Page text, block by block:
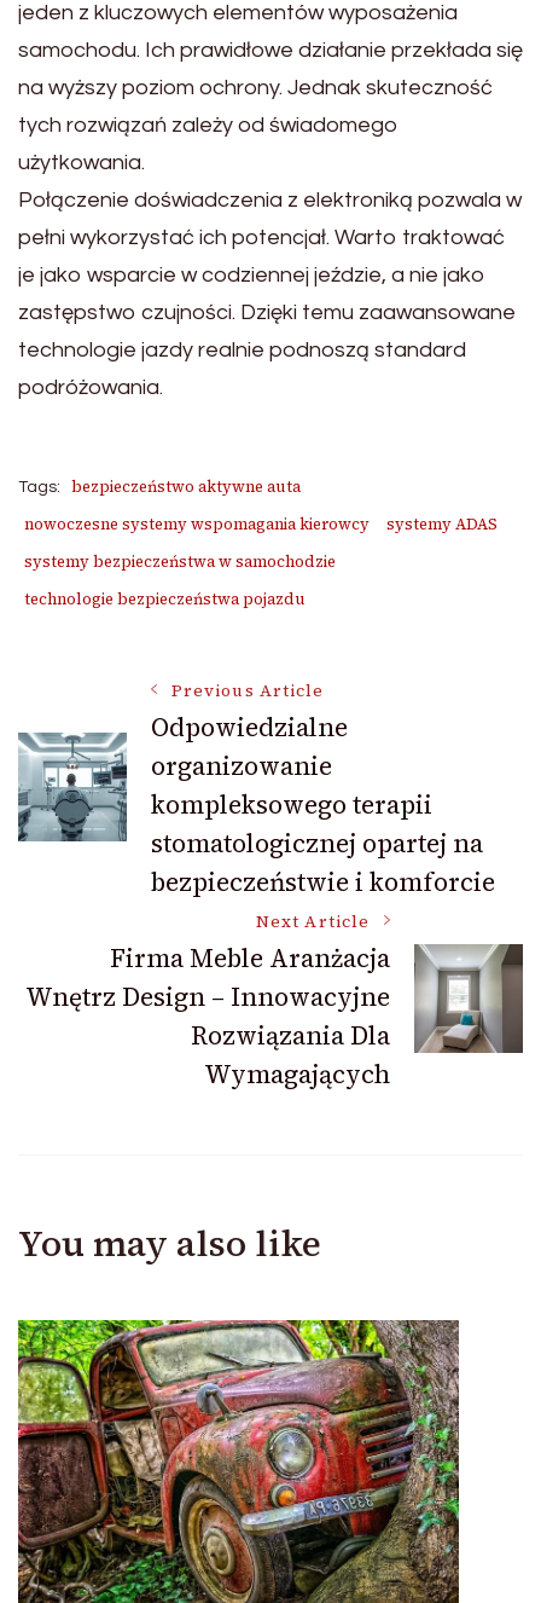
jeden z kluczowych elementów wyposażenia
samochodu. Ich prawidłowe działanie przekłada się
na wyższy poziom ochrony. Jednak skuteczność
tych rozwiązań zależy od świadomego
użytkowania.
Połączenie doświadczenia z elektroniką pozwala w
pełni wykorzystać ich potencjał. Warto traktować
je jako wsparcie w codziennej jeździe, a nie jako
zastępstwo czujności. Dzięki temu zaawansowane
technologie jazdy realnie podnoszą standard
podróżowania.
Tags:
bezpieczeństwo aktywne auta
nowoczesne systemy wspomagania kierowcy
systemy ADAS
systemy bezpieczeństwa w samochodzie
technologie bezpieczeństwa pojazdu
Navigation
Previous Article
Odpowiedzialne
organizowanie
kompleksowego terapii
stomatologicznej opartej na
bezpieczeństwie i komforcie
Next Article
Firma Meble Aranżacja
Wnętrz Design – Innowacyjne
Rozwiązania Dla
Wymagających
You may also like